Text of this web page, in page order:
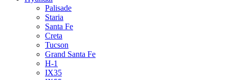
Palisade
Staria
Santa Fe
Creta
Tucson
Grand Santa Fe
H-1
IX35